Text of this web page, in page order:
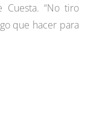
Cuesta. “No tiro
que hacer para